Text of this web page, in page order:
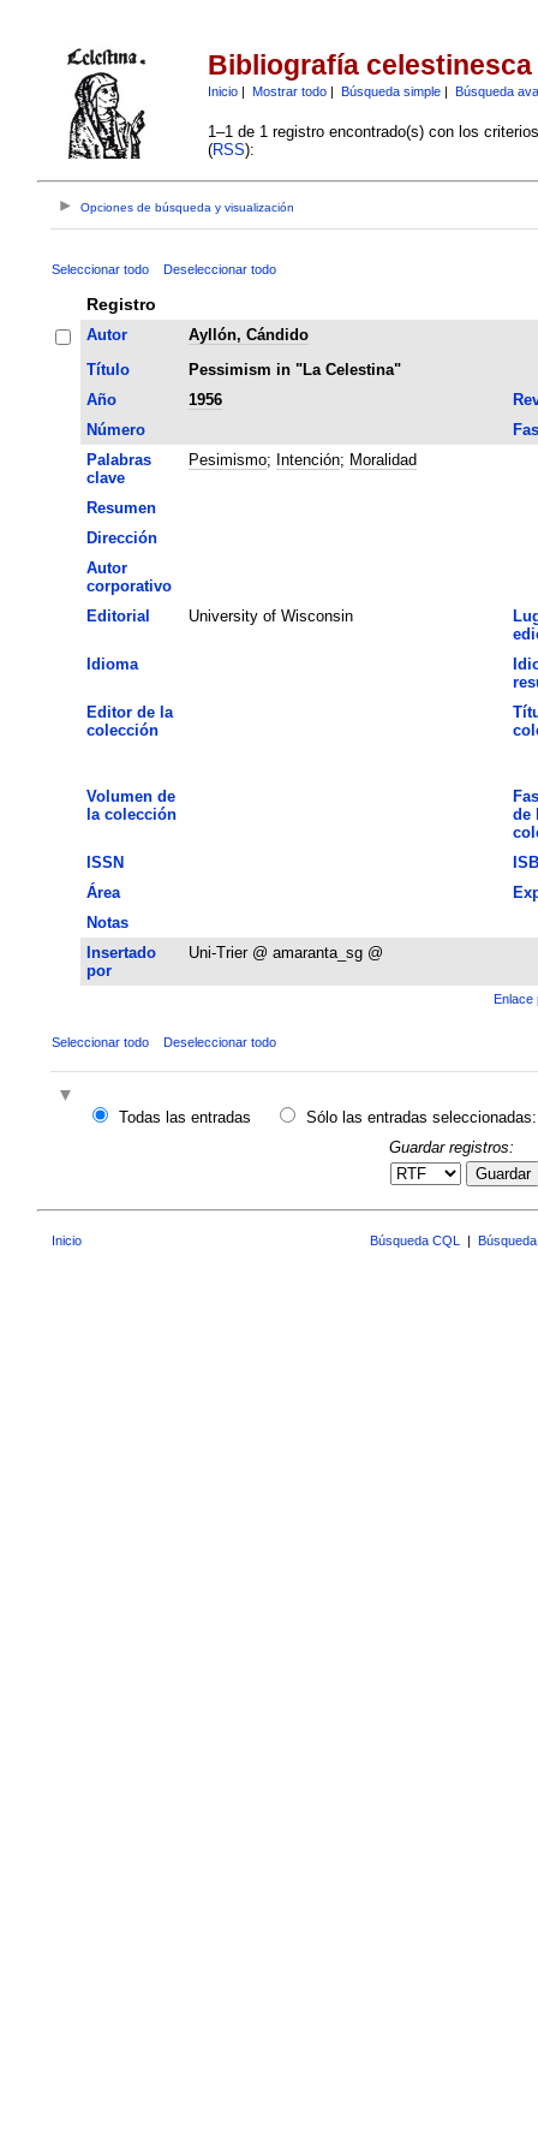
Bibliografía celestinesca
Inicio| Mostrar todo| Búsqueda simple| Búsqueda
1–1 de 1 registro encontrado(s) con los
(RSS):
Opciones de búsqueda y visualización
Seleccionar todo Deseleccionar todo
Registro
Autor
Ayllón, Cándido
Título
Pessimism in "La Celestina"
Año
1956
Número
Palabras
clave
Pesimismo; Intención; Moralidad
Resumen
Dirección
Autor
corporativo
Editorial
University of Wisconsin
Idioma
Editor de la
colección
Volumen de
la colección
de
ISSN
Área
Notas
Insertado
por
Uni-Trier @ amaranta_sg @
Enlace
Seleccionar todo Deseleccionar todo
Todas las entradas
Sólo las entradas seleccionadas:
Guardar registros:
Guardar
Inicio Búsqueda CQL